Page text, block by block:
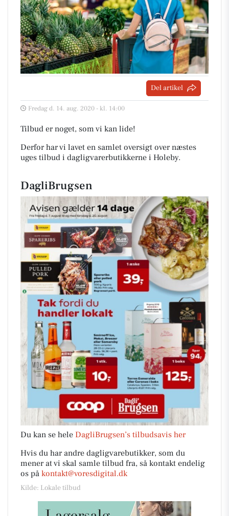
Del artikel
Fredag d. 14. aug. 2020 - kl. 14:00
Tilbud er noget, som vi kan lide!
Derfor har vi lavet en samlet oversigt over næstes
uges tilbud i dagligvarerbutikkerne i Holeby.
DagliBrugsen
Du kan se hele DagliBrugsen’s tilbudsavis her
Hvis du har andre dagligvarebutikker, som du
mener at vi skal samle tilbud fra, så kontakt endelig
os på kontakt@voresdigital.dk
Kilde: Lokale tilbud